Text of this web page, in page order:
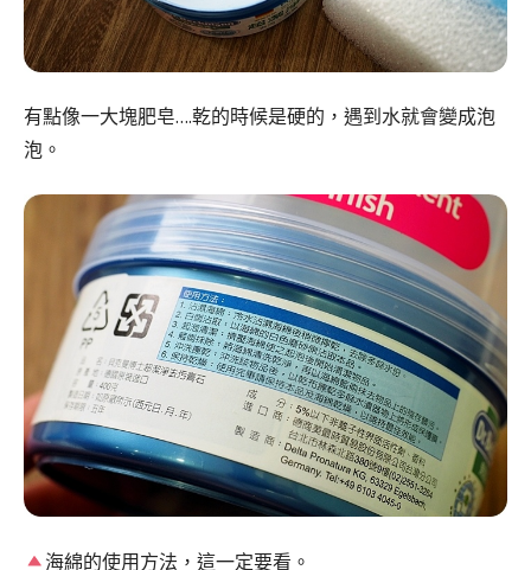
有點像一大塊肥皂….乾的時候是硬的，遇到水就會變成泡
泡。
海綿的使用方法，這一定要看。